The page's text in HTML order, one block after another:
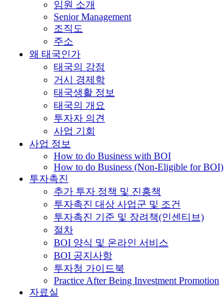
임원 소개
Senior Management
조직도
주소
왜 태국인가
태국의 강점
거시 경제학
태국생활 정보
태국의 개요
투자자 의견
사업 기회
사업 정보
How to do Business with BOI
How to do Business (Non-Eligible for BOI)
투자촉진
추가 투자 정책 및 진흥책
투자촉진 대상 사업군 및 조건
투자촉진 기준 및 장려책(인센티브)
절차
BOI 양식 및 온라인 서비스
BOI 공지사항
투자청 가이드북
Practice After Being Investment Promotion
자료실